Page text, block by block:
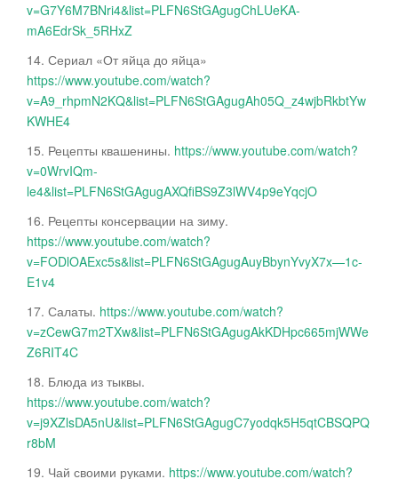
v=G7Y6M7BNri4&list=PLFN6StGAgugChLUeKA-
mA6EdrSk_5RHxZ
14. Сериал «От яйца до яйца»
https://www.youtube.com/watch?
v=A9_rhpmN2KQ&list=PLFN6StGAgugAh05Q_z4wjbRkbtYw
KWHE4
15. Рецепты квашенины. https://www.youtube.com/watch?
v=0WrvIQm-
le4&list=PLFN6StGAgugAXQfiBS9Z3lWV4p9eYqcjO
16. Рецепты консервации на зиму.
https://www.youtube.com/watch?
v=FODlOAExc5s&list=PLFN6StGAgugAuyBbynYvyX7x—1c-
E1v4
17. Салаты. https://www.youtube.com/watch?
v=zCewG7m2TXw&list=PLFN6StGAgugAkKDHpc665mjWWe
Z6RIT4C
18. Блюда из тыквы.
https://www.youtube.com/watch?
v=j9XZlsDA5nU&list=PLFN6StGAgugC7yodqk5H5qtCBSQPQ
r8bM
19. Чай своими руками. https://www.youtube.com/watch?